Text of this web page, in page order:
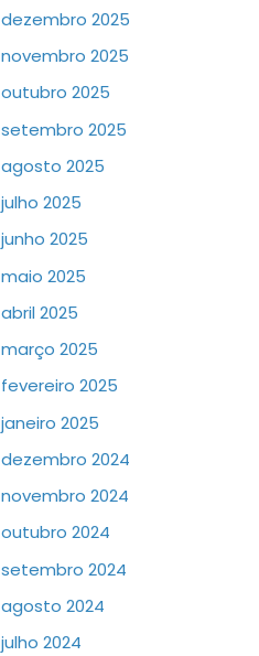
dezembro 2025
novembro 2025
outubro 2025
setembro 2025
agosto 2025
julho 2025
junho 2025
maio 2025
abril 2025
março 2025
fevereiro 2025
janeiro 2025
dezembro 2024
novembro 2024
outubro 2024
setembro 2024
agosto 2024
julho 2024